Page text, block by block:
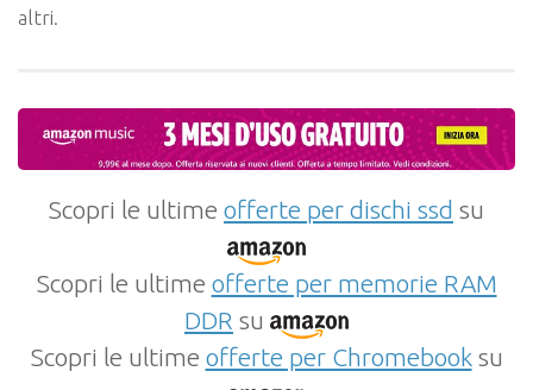
altri.
Scopri le ultime offerte per dischi ssd su
Scopri le ultime offerte per memorie RAM
DDR su
Scopri le ultime offerte per Chromebooksu